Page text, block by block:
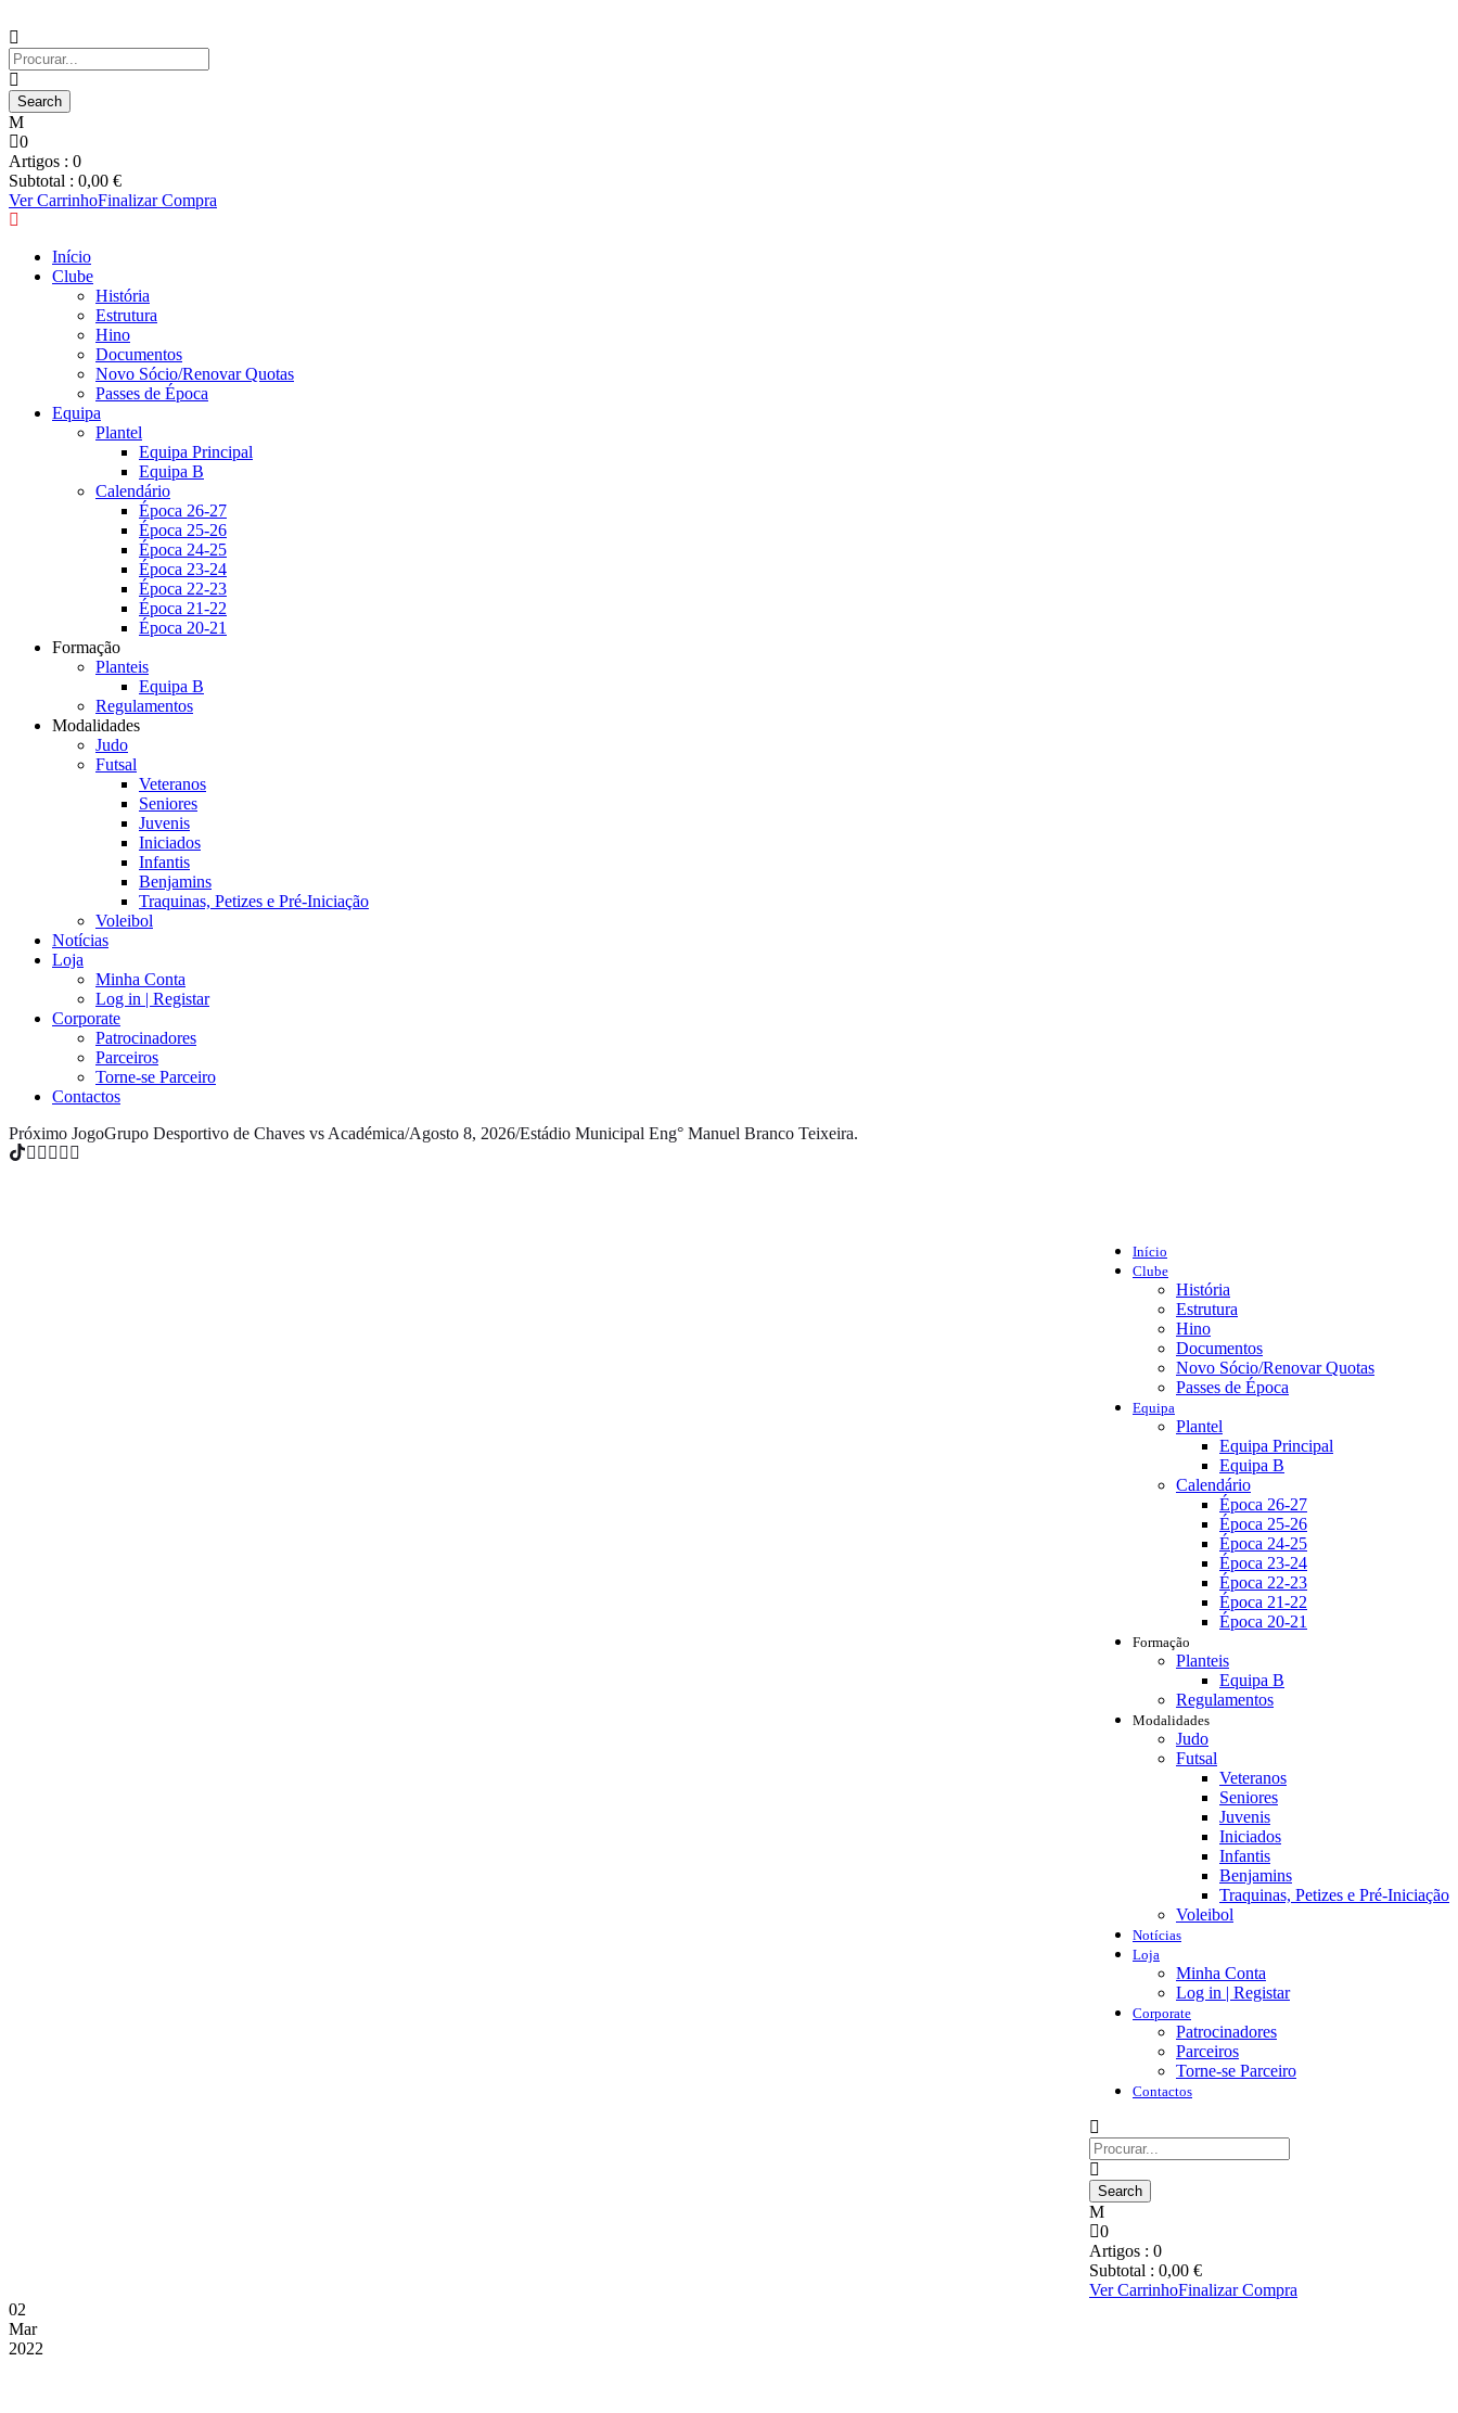
0
Artigos : 0
Subtotal : 0,00 €
Ver CarrinhoFinalizar Compra
Início
Clube
História
Estrutura
Hino
Documentos
Novo Sócio/Renovar Quotas
Passes de Época
Equipa
Plantel
Equipa Principal
Equipa B
Calendário
Época 26-27
Época 25-26
Época 24-25
Época 23-24
Época 22-23
Época 21-22
Época 20-21
Formação
Planteis
Equipa B
Regulamentos
Modalidades
Judo
Futsal
Veteranos
Seniores
Juvenis
Iniciados
Infantis
Benjamins
Traquinas, Petizes e Pré-Iniciação
Voleibol
Notícias
Loja
Minha Conta
Log in | Registar
Corporate
Patrocinadores
Parceiros
Torne-se Parceiro
Contactos
Próximo JogoGrupo Desportivo de Chaves vs Académica/Agosto 8, 2026/Estádio Municipal Eng° Manuel Branco Teixeira.
Início
Clube
História
Estrutura
Hino
Documentos
Novo Sócio/Renovar Quotas
Passes de Época
Equipa
Plantel
Equipa Principal
Equipa B
Calendário
Época 26-27
Época 25-26
Época 24-25
Época 23-24
Época 22-23
Época 21-22
Época 20-21
Formação
Planteis
Equipa B
Regulamentos
Modalidades
Judo
Futsal
Veteranos
Seniores
Juvenis
Iniciados
Infantis
Benjamins
Traquinas, Petizes e Pré-Iniciação
Voleibol
Notícias
Loja
Minha Conta
Log in | Registar
Corporate
Patrocinadores
Parceiros
Torne-se Parceiro
Contactos
0
Artigos : 0
Subtotal : 0,00 €
Ver CarrinhoFinalizar Compra
02
Mar
2022